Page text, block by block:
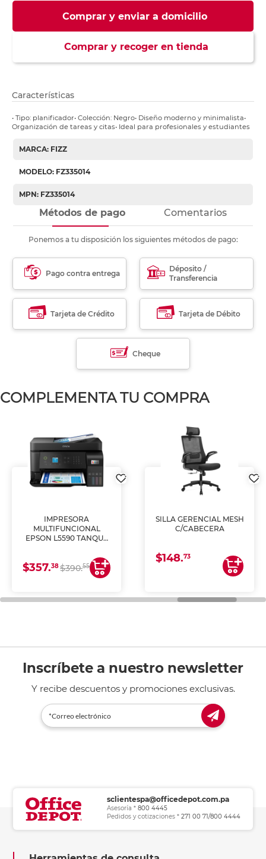
Comprar y enviar a domicilio
Comprar y recoger en tienda
Características
• Tipo: planificador• Colección: Negro• Diseño moderno y minimalista•
Organización de tareas y citas• Ideal para profesionales y estudiantes
MARCA: FIZZ
MODELO: FZ335014
MPN: FZ335014
Métodos de pago Comentarios
Ponemos a tu disposición los siguientes métodos de pago:
Pago contra entrega
Déposito /
Transferencia
Tarjeta de Crédito Tarjeta de Débito
Cheque
COMPLEMENTA TU COMPRA
IMPRESORA
MULTIFUNCIONAL
EPSON L5590 TANQUE
COPIA Y ESCANEA)
$357.38$390.55
SILLA GERENCIAL MESH
C/CABECERA
$148.73
Inscríbete a nuestro newsletter
Y recibe descuentos y promociones exclusivas.
sclientespa@officedepot.com.pa
Asesoría * 800 4445
Pedidos y cotizaciones * 271 00 71/800 4444